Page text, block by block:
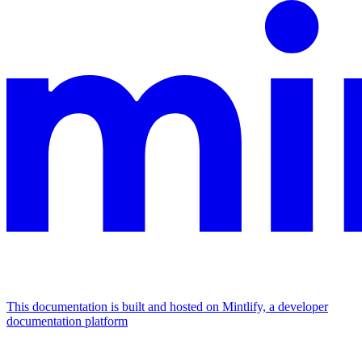
This documentation is built and hosted on Mintlify, a developer
documentation platform